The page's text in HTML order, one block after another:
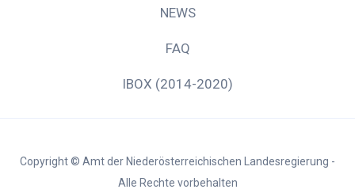
NEWS
FAQ
IBOX (2014-2020)
Copyright © Amt der Niederösterreichischen Landesregierung -
Alle Rechte vorbehalten